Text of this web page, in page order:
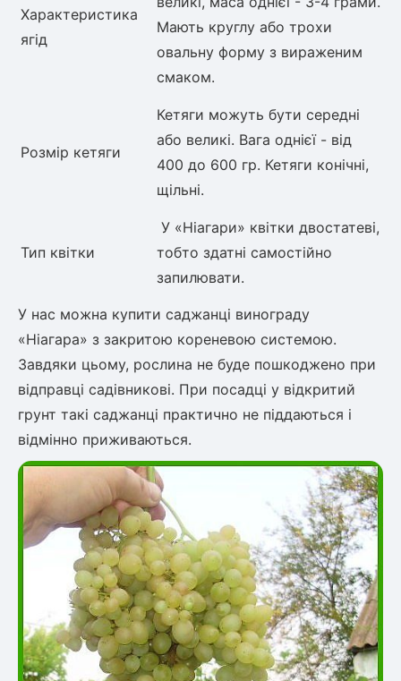
Характеристика
ягід
Мають круглу або трохи
овальну форму з вираженим
смаком.
Розмір кетяги
Кетяги можуть бути середні
або великі. Вага однієї - від
400 до 600 гр. Кетяги конічні,
щільні.
Тип квітки
У «Ніагари» квітки двостатеві,
тобто здатні самостійно
запилювати.
У нас можна купити саджанці винограду
«Ніагара» з закритою кореневою системою.
Завдяки цьому, рослина не буде пошкоджено при
відправці садівникові. При посадці у відкритий
грунт такі саджанці практично не піддаються і
відмінно приживаються.